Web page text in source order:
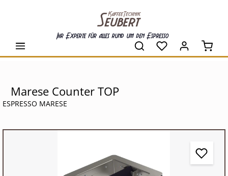
Ihr Experte für alles rund um den Espresso
Marese Counter TOP
ESPRESSO MARESE